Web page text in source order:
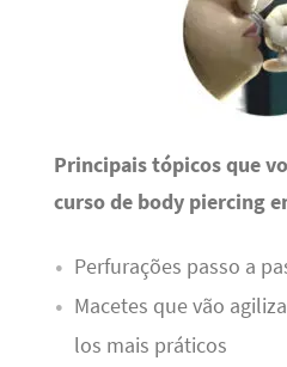
Principais tópicos que
curso de body piercing
Perfurações passo a
Macetes que vão
los mais práticos